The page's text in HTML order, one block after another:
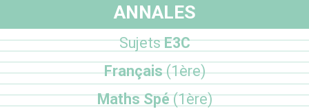
ANNALES
SujetsE3C
Français(1ère)
Maths Spé(1ère)